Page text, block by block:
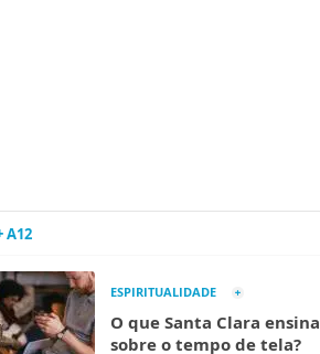
A12
ESPIRITUALIDADE
O que Santa Clara ensina
sobre o tempo de tela?